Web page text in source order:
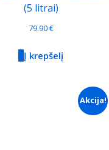
(5 litrai)
79.90€
Į krepšelį
Akcija!